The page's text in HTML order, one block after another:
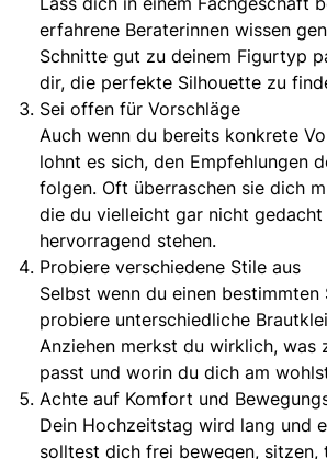
erfahrene Beraterinnen wissen
Schnitte gut zu deinem Figurtyp
dir, die perfekte Silhouette zu
Sei offen für Vorschläge
Auch wenn du bereits konkrete
lohnt es sich, den Empfehlungen
folgen. Oft überraschen sie dich
die du vielleicht gar nicht
hervorragend stehen.
Probiere verschiedene Stile aus
Selbst wenn du einen
probiere unterschiedliche
Anziehen merkst du wirklich, was
passt und worin du dich am
Achte auf Komfort und
Dein Hochzeitstag wird lang und
solltest dich frei bewegen, sitzen,